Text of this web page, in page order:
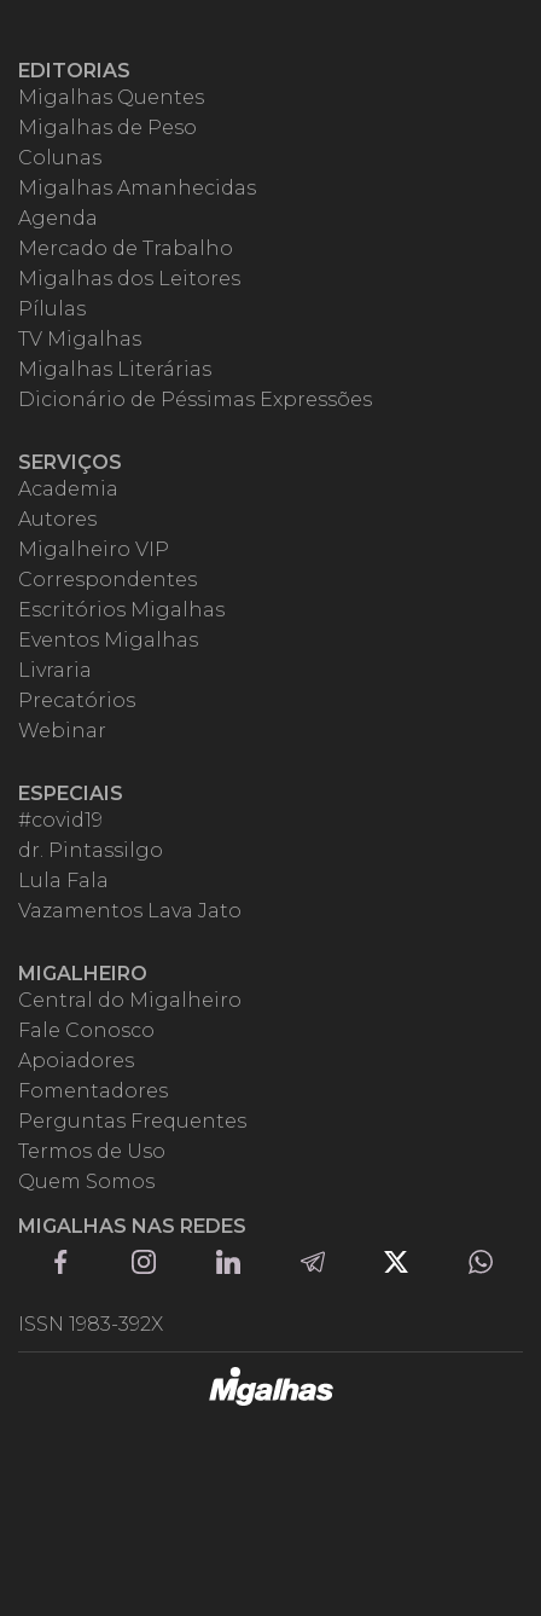
EDITORIAS
Migalhas Quentes
Migalhas de Peso
Colunas
Migalhas Amanhecidas
Agenda
Mercado de Trabalho
Migalhas dos Leitores
Pílulas
TV Migalhas
Migalhas Literárias
Dicionário de Péssimas Expressões
SERVIÇOS
Academia
Autores
Migalheiro VIP
Correspondentes
Escritórios Migalhas
Eventos Migalhas
Livraria
Precatórios
Webinar
ESPECIAIS
#covid19
dr. Pintassilgo
Lula Fala
Vazamentos Lava Jato
MIGALHEIRO
Central do Migalheiro
Fale Conosco
Apoiadores
Fomentadores
Perguntas Frequentes
Termos de Uso
Quem Somos
MIGALHAS NAS REDES
ISSN 1983-392X